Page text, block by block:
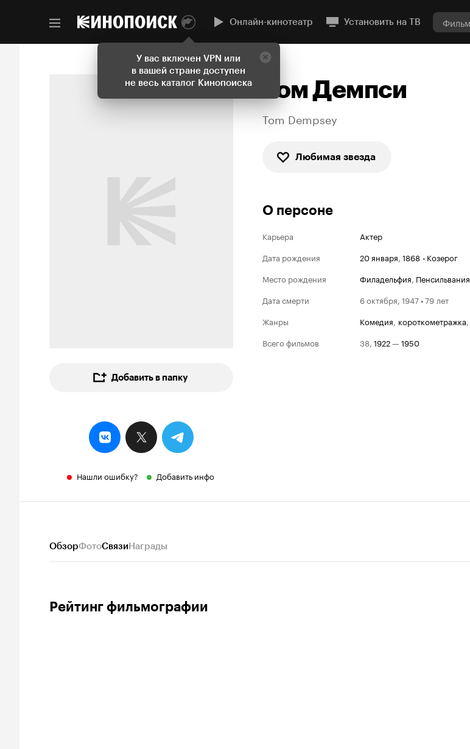
У вас включен VPN или
в вашей стране доступен
не весь каталог Кинопоиска
Онлайн-кинотеатр Установить на ТВ
Добавить в папку
Нашли ошибку? Добавить инфо
Том Демпси
Tom Dempsey
Любимая звезда
О персоне
Карьера
Актер
Дата рождения
20 января, 1868 • Козерог
Место рождения
Филадельфия, Пенсильвания
Дата смерти
6 октября, 1947 • 79 лет
Жанры
комедия, короткометражка,
Всего фильмов
38, 1922— 1950
ОбзорФотоСвязиНаграды
Рейтинг фильмографии